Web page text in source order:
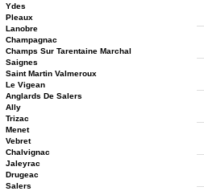
Ydes
Pleaux
Lanobre
Champagnac
Champs Sur Tarentaine Marchal
Saignes
Saint Martin Valmeroux
Le Vigean
Anglards De Salers
Ally
Trizac
Menet
Vebret
Chalvignac
Jaleyrac
Drugeac
Salers